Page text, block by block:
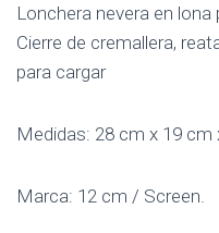
Lonchera nevera en
Cierre de cremallera,
para cargar
Medidas: 28 cm x 19 cm
Marca: 12 cm / Screen.